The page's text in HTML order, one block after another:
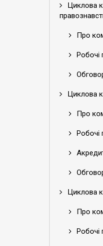
Циклова
Про
Робочі
Циклова
Про
Робочі
Циклова
Про
Робочі